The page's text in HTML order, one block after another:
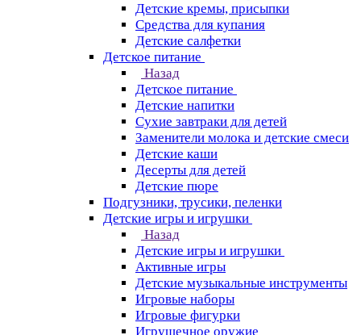
Детские кремы, присыпки
Средства для купания
Детские салфетки
Детское питание
Назад
Детское питание
Детские напитки
Сухие завтраки для детей
Заменители молока и детские смеси
Детские каши
Десерты для детей
Детские пюре
Подгузники, трусики, пеленки
Детские игры и игрушки
Назад
Детские игры и игрушки
Активные игры
Детские музыкальные инструменты
Игровые наборы
Игровые фигурки
Игрушечное оружие